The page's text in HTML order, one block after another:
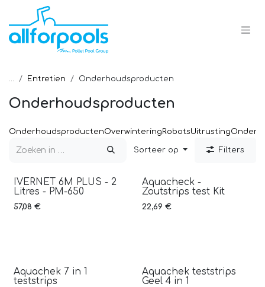
Overslaan naar inhoud
... Entretien Onderhoudsproducten
Onderhoudsproducten
OnderhoudsproductenOverwinteringRobotsUitrusting
Sorteer op Filters
IVERNET 6M PLUS - 2
Litres - PM-650
57,08 €
Aquacheck -
Zoutstrips test Kit
22,69 €
Aquachek 7 in 1
teststrips
Aquachek teststrips
Geel 4 in 1